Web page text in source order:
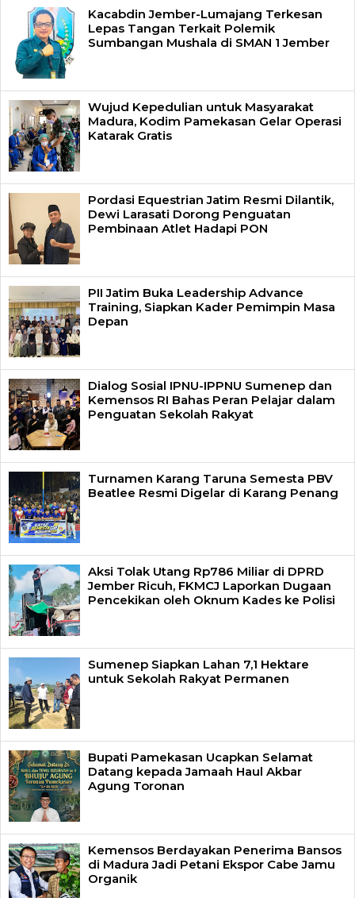
Kacabdin Jember-Lumajang Terkesan
Lepas Tangan Terkait Polemik
Sumbangan Mushala di SMAN 1 Jember
Wujud Kepedulian untuk Masyarakat
Madura, Kodim Pamekasan Gelar Operasi
Katarak Gratis
Pordasi Equestrian Jatim Resmi Dilantik,
Dewi Larasati Dorong Penguatan
Pembinaan Atlet Hadapi PON
PII Jatim Buka Leadership Advance
Training, Siapkan Kader Pemimpin Masa
Depan
Dialog Sosial IPNU-IPPNU Sumenep dan
Kemensos RI Bahas Peran Pelajar dalam
Penguatan Sekolah Rakyat
Turnamen Karang Taruna Semesta PBV
Beatlee Resmi Digelar di Karang Penang
Aksi Tolak Utang Rp786 Miliar di DPRD
Jember Ricuh, FKMCJ Laporkan Dugaan
Pencekikan oleh Oknum Kades ke Polisi
Sumenep Siapkan Lahan 7,1 Hektare
untuk Sekolah Rakyat Permanen
Bupati Pamekasan Ucapkan Selamat
Datang kepada Jamaah Haul Akbar
Agung Toronan
Kemensos Berdayakan Penerima Bansos
di Madura Jadi Petani Ekspor Cabe Jamu
Organik